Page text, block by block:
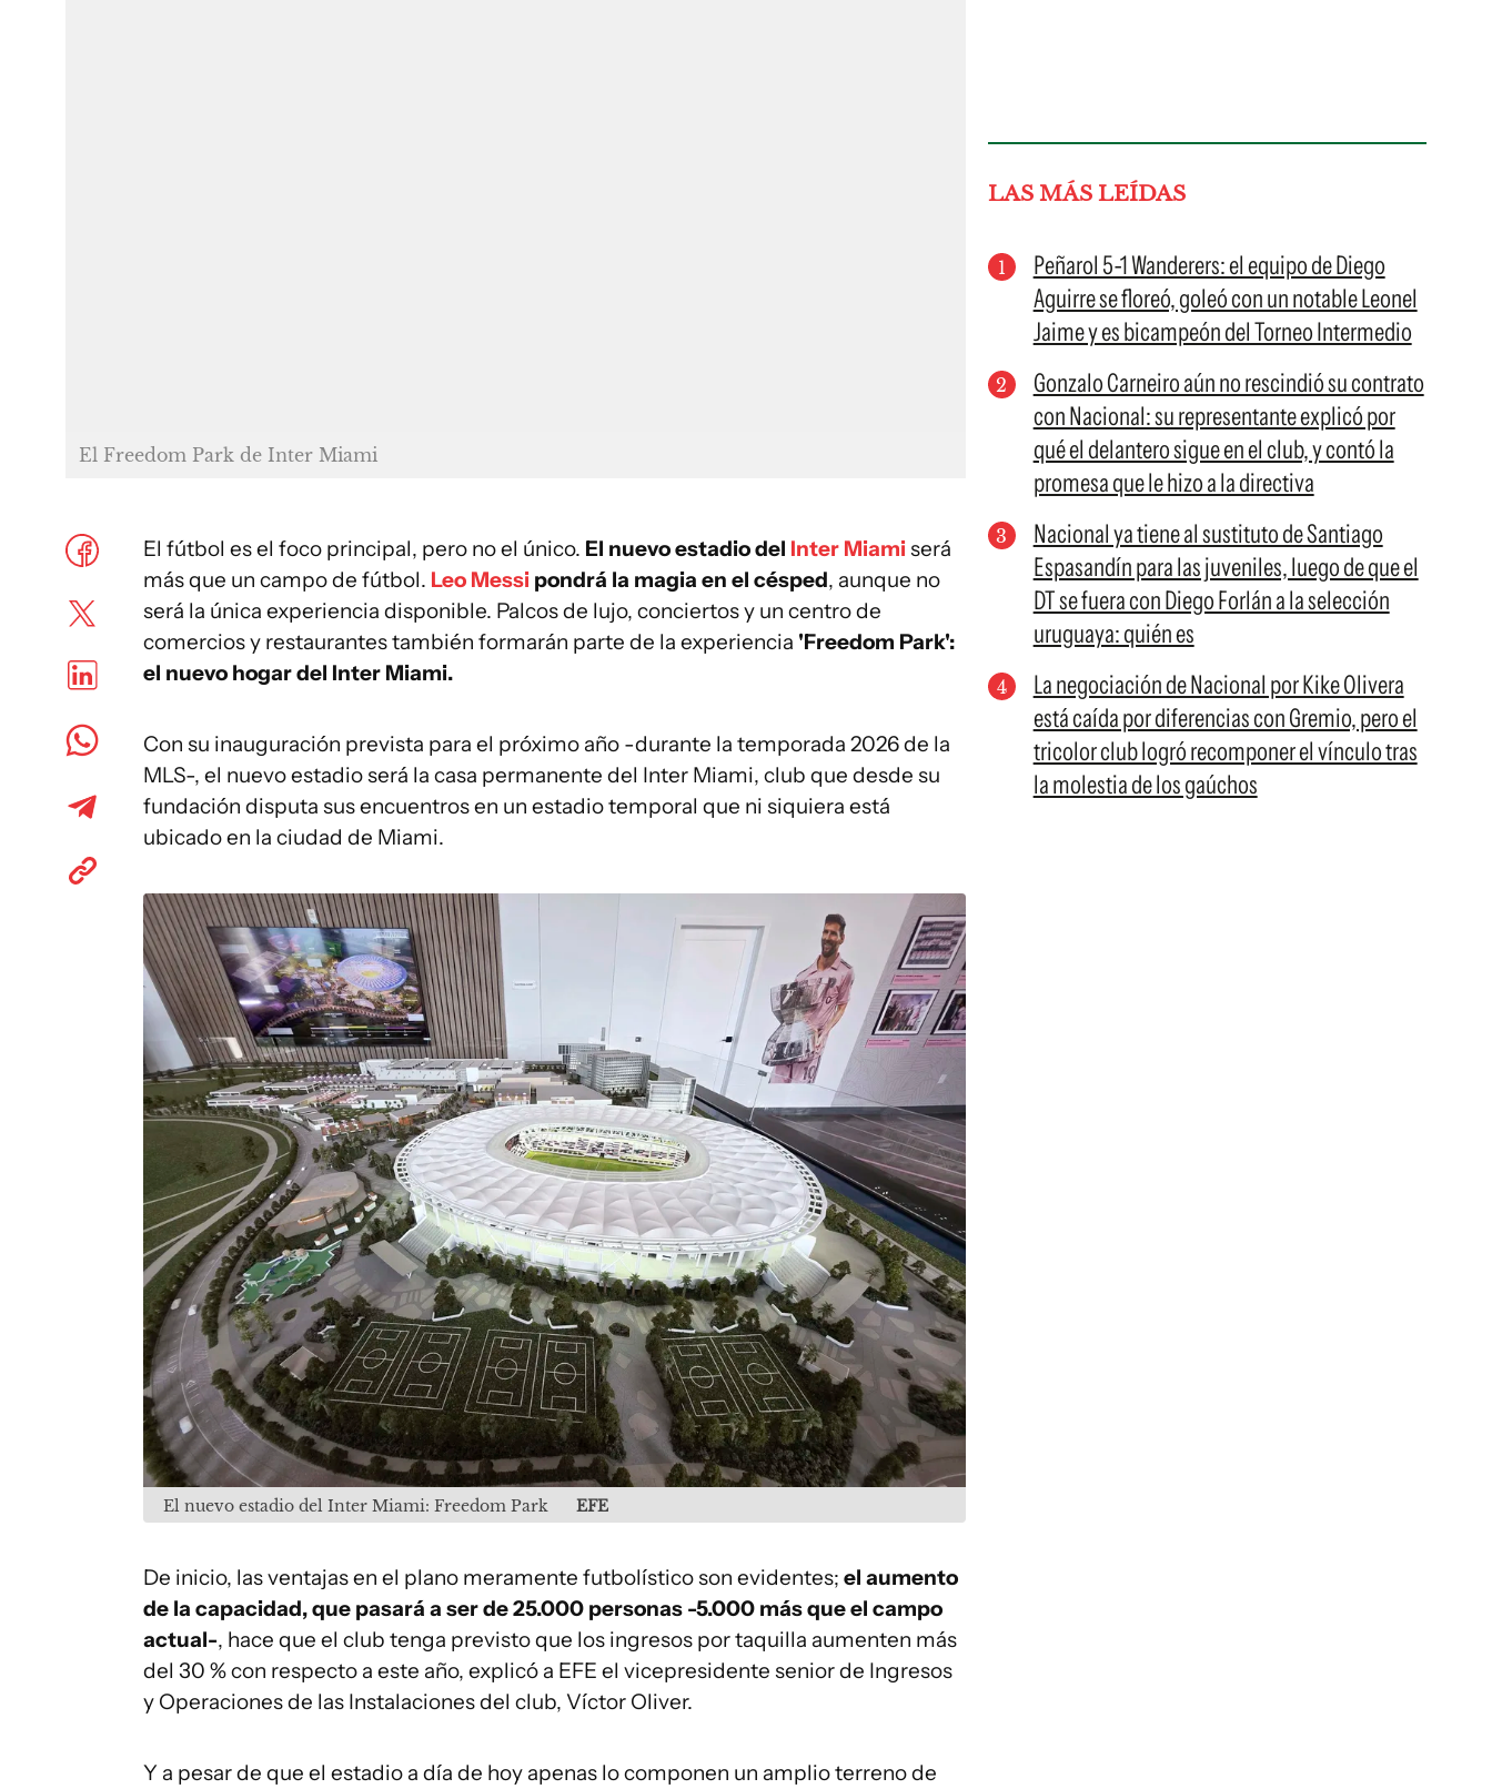
El Freedom Park de Inter Miami
El fútbol es el foco principal, pero no el único. El nuevo estadio del Inter Miami será
más que un campo de fútbol. Leo Messi pondrá la magia en el césped, aunque no
será la única experiencia disponible. Palcos de lujo, conciertos y un centro de
comercios y restaurantes también formarán parte de la experiencia 'Freedom Park':
el nuevo hogar del Inter Miami.
Con su inauguración prevista para el próximo año -durante la temporada 2026 de la
MLS-, el nuevo estadio será la casa permanente del Inter Miami, club que desde su
fundación disputa sus encuentros en un estadio temporal que ni siquiera está
ubicado en la ciudad de Miami.
El nuevo estadio del Inter Miami: Freedom Park EFE
De inicio, las ventajas en el plano meramente futbolístico son evidentes; el aumento
de la capacidad, que pasará a ser de 25.000 personas -5.000 más que el campo
actual-, hace que el club tenga previsto que los ingresos por taquilla aumenten más
del 30 % con respecto a este año, explicó a EFE el vicepresidente senior de Ingresos
y Operaciones de las Instalaciones del club, Víctor Oliver.
Y a pesar de que el estadio a día de hoy apenas lo componen un amplio terreno de
LAS MÁS LEÍDAS
Peñarol 5-1 Wanderers: el equipo de Diego
Aguirre se floreó, goleó con un notable Leonel
Jaime y es bicampeón del Torneo Intermedio
Gonzalo Carneiro aún no rescindió su contrato
con Nacional: su representante explicó por
qué el delantero sigue en el club, y contó la
promesa que le hizo a la directiva
Nacional ya tiene al sustituto de Santiago
Espasandín para las juveniles, luego de que el
DT se fuera con Diego Forlán a la selección
uruguaya: quién es
La negociación de Nacional por Kike Olivera
está caída por diferencias con Gremio, pero el
tricolor club logró recomponer el vínculo tras
la molestia de los gaúchos